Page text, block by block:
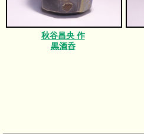
秋谷昌央 作
黒酒呑